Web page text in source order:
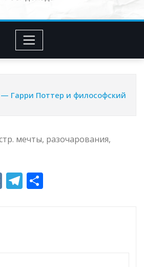
Гарри Поттер и философский
мечты, разочарования,
V T